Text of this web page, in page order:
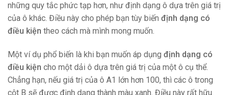
những quy tắc phức tạp hơn, như định dạng ô dựa trên giá trị
của ô khác. Điều này cho phép bạn tùy biến định dạng có
điều kiện theo cách mà mình mong muốn.
Một ví dụ phổ biến là khi bạn muốn áp dụng định dạng có
điều kiện cho một dải ô dựa trên giá trị của một ô cụ thể.
Chẳng hạn, nếu giá trị của ô A1 lớn hơn 100, thì các ô trong
cột B sẽ được định dạng thành màu xanh. Điều này rất hữu